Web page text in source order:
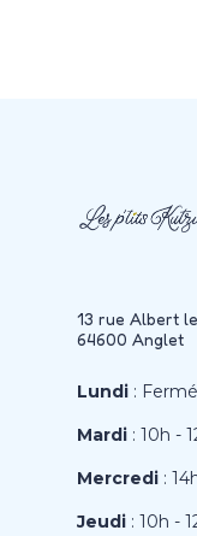
13 rue Albert
64600 Anglet
Lundi : Fermé
Mardi : 10h -
Mercredi :
Jeudi : 10h -